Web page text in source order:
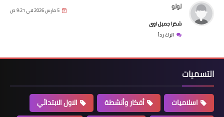
لولو 5 مارس 2026 في 9:21 ص
شكرا جميل اوى
اترك رداً
التسميات
اسلاميات أفكار وأنشطة
الاول الابتدائي